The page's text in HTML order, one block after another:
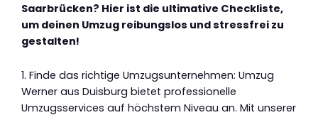
Saarbrücken? Hier ist die ultimative Checkliste,
um deinen Umzug reibungslos und stressfrei zu
gestalten!
1. Finde das richtige Umzugsunternehmen: Umzug
Werner aus Duisburg bietet professionelle
Umzugsservices auf höchstem Niveau an. Mit unserer